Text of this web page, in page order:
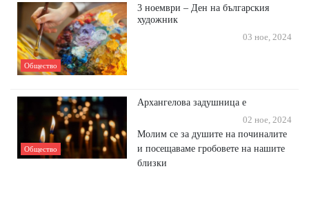
Общество
3 ноември – Ден на българския
художник
03 ное, 2024
Общество
Архангелова задушница е
02 ное, 2024
Молим се за душите на починалите
и посещаваме гробовете на нашите
близки